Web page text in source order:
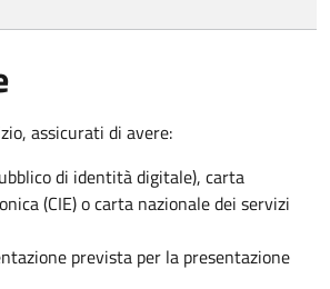
assicurati di avere:
di identità digitale), carta
(CIE) o carta nazionale dei servizi
prevista per la presentazione